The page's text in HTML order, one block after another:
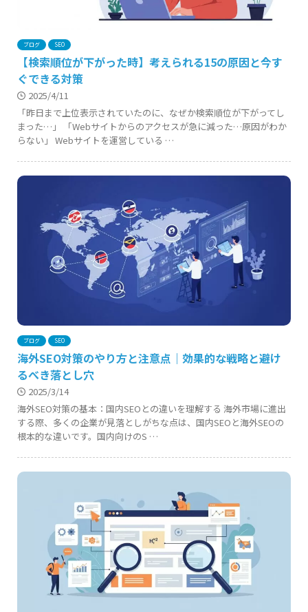
ブログ SEO
【検索順位が下がった時】考えられる15の原因と今す
ぐできる対策
2025/4/11
「昨日まで上位表示されていたのに、なぜか検索順位が下がってし
まった…」 「Webサイトからのアクセスが急に減った…原因がわか
らない」 Webサイトを運営している …
ブログ SEO
海外SEO対策のやり方と注意点｜効果的な戦略と避け
るべき落とし穴
2025/3/14
海外SEO対策の基本：国内SEOとの違いを理解する 海外市場に進出
する際、多くの企業が見落としがちな点は、国内SEOと海外SEOの
根本的な違いです。国内向けのS …